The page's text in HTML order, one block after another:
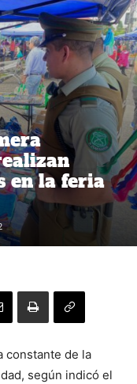
en la feria
constante de la
según indicó el